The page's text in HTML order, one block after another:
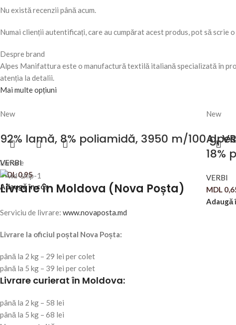
Nu există recenzii până acum.
Numai clienții autentificați, care au cumpărat acest produs, pot să scrie
Despre brand
Alpes Manifattura este o manufactură textilă italiană specializată în
atenția la detalii.
Mai multe opțiuni
New
92% lamă, 8% poliamidă, 3950 m/100 g,
VERBI
MDL0,95
Adaugă în coș
New
18%
VERBI
MDL
Adaugă
Livrare
Livrare în Moldova (Nova Poșta)
Serviciu de livrare: www.novaposta.md
Livrare la oficiul poștal Nova Poșta:
până la 2 kg – 29 lei per colet
până la 5 kg – 39 lei per colet
Livrare curierat în Moldova:
până la 2 kg – 58 lei
până la 5 kg – 68 lei